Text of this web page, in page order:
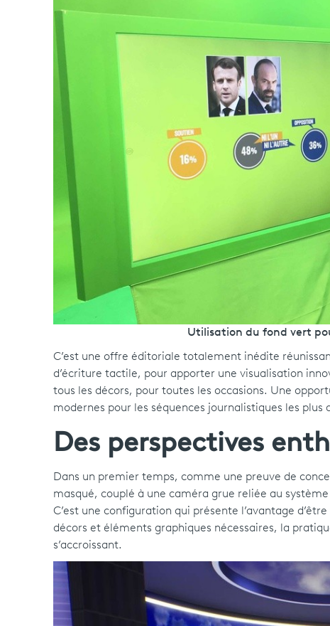
Utilisation du fond vert
C’est une offre éditoriale totalement inédite
d’écriture tactile, pour apporter une visualisation
tous les décors, pour toutes les occasions. Une
modernes pour les séquences journalistiques les plus
Des perspectives
Dans un premier temps, comme une preuve de
masqué, couplé à une caméra grue reliée au
C’est une configuration qui présente l’avantage
décors et éléments graphiques nécessaires, la
s’accroissant.